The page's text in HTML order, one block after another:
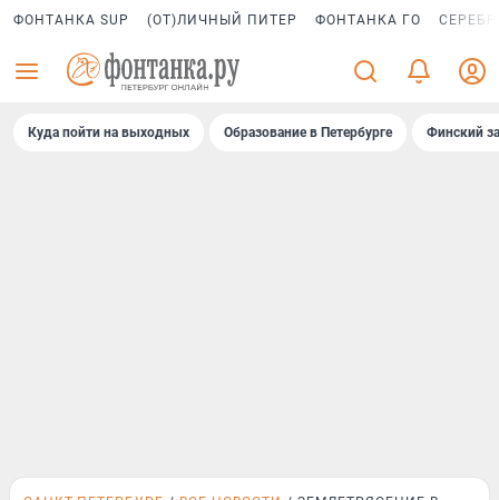
ФОНТАНКА SUP (ОТ)ЛИЧНЫЙ ПИТЕР ФОНТАНКА ГО
Куда пойти на выходных Образование в Петербурге Финский